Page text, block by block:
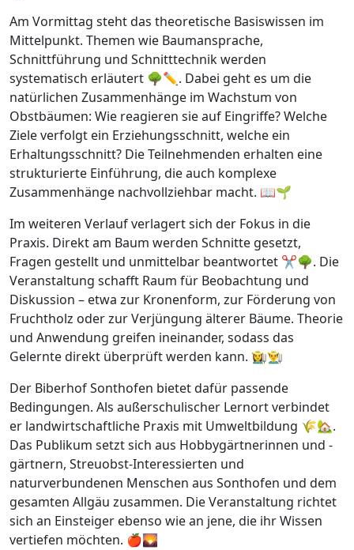
Am Vormittag steht das theoretische Basiswissen im
Mittelpunkt. Themen wie Baumansprache,
Schnittführung und Schnitttechnik werden
systematisch erläutert 🌳✏️. Dabei geht es um die
natürlichen Zusammenhänge im Wachstum von
Obstbäumen: Wie reagieren sie auf Eingriffe? Welche
Ziele verfolgt ein Erziehungsschnitt, welche ein
Erhaltungsschnitt? Die Teilnehmenden erhalten eine
strukturierte Einführung, die auch komplexe
Zusammenhänge nachvollziehbar macht. 📖🌱
Im weiteren Verlauf verlagert sich der Fokus in die
Praxis. Direkt am Baum werden Schnitte gesetzt,
Fragen gestellt und unmittelbar beantwortet ✂️🌳. Die
Veranstaltung schafft Raum für Beobachtung und
Diskussion – etwa zur Kronenform, zur Förderung von
Fruchtholz oder zur Verjüngung älterer Bäume. Theorie
und Anwendung greifen ineinander, sodass das
Gelernte direkt überprüft werden kann. 👩‍🌾👨‍🌾
Der Biberhof Sonthofen bietet dafür passende
Bedingungen. Als außerschulischer Lernort verbindet
er landwirtschaftliche Praxis mit Umweltbildung 🌾🏡.
Das Publikum setzt sich aus Hobbygärtnerinnen und -
gärtnern, Streuobst-Interessierten und
naturverbundenen Menschen aus Sonthofen und dem
gesamten Allgäu zusammen. Die Veranstaltung richtet
sich an Einsteiger ebenso wie an jene, die ihr Wissen
vertiefen möchten. 🍎🌄